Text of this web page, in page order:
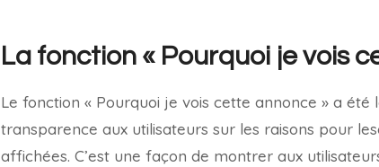
La fonction « Pourquoi je vois
Le fonction « Pourquoi je vois cette annonce » a
transparence aux utilisateurs sur les raisons pour
affichées. C’est une façon de montrer aux